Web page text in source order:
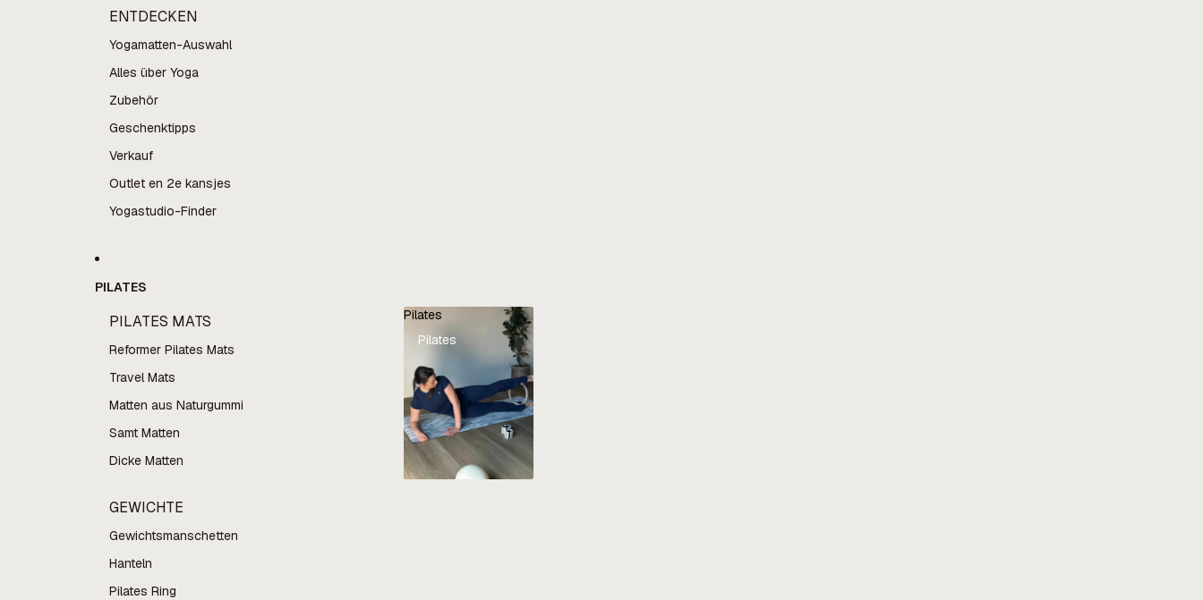
ENTDECKEN
Yogamatten-Auswahl
Alles über Yoga
Zubehör
Geschenktipps
Verkauf
Outlet en 2e kansjes
Yogastudio-Finder
PILATES
PILATES MATS
Reformer Pilates Mats
Travel Mats
Matten aus Naturgummi
Samt Matten
Dicke Matten
GEWICHTE
Gewichtsmanschetten
Hanteln
Pilates Ring
Pilates
Pilates